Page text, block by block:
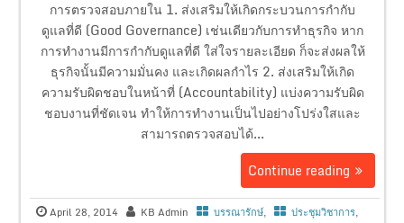
การตรวจสอบภายใน 1. ส่งเสริมให้เกิดกระบวนการกำกับ
ดูแลที่ดี (Good Governance) เช่นเดียวกับการทำธุรกิจ หาก
การทำงานมีการกำกับดูแลที่ดี ใส่ใจรายละเอียด ก็จะส่งผลให้
ธุรกิจนั้นมีความมั่นคง และเกิดผลกำไร 2. ส่งเสริมให้เกิด
ความรับผิดชอบในหน้าที่ (Accountability) แบ่งความรับผิด
ชอบงานที่ชัดเจน ทำให้การทำงานเป็นไปอย่างโปร่งใสและ
สามารถตรวจสอบได้...
Continue reading
April 28, 2014 KB Admin บรรณารักษ์, ประชุมวิชาการ,